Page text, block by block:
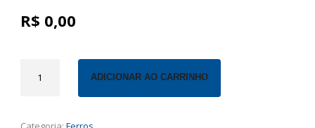
R$ 0,00
Treliçada
ADICIONAR AO CARRINHO